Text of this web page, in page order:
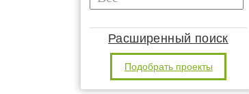
Расширенный поиск
Подобрать проекты